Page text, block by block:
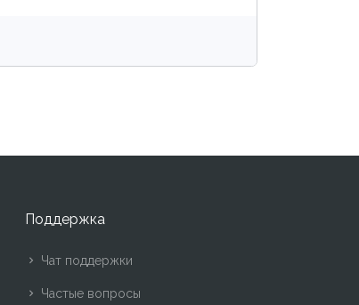
Поддержка
Чат поддержки
Частые вопросы